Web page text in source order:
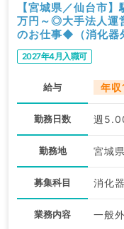
【宮城県／仙台市
万円～◎大手法人運
のお仕事◆（消化器
2027年4月入職可
給与 年
勤務日数 週
勤務地 宮城
募集科目 消化
業務内容